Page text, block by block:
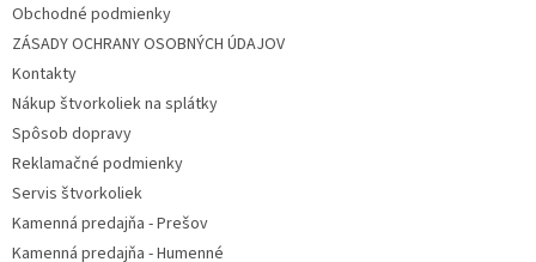
Obchodné podmienky
ZÁSADY OCHRANY OSOBNÝCH ÚDAJOV
Kontakty
Nákup štvorkoliek na splátky
Spôsob dopravy
Reklamačné podmienky
Servis štvorkoliek
Kamenná predajňa - Prešov
Kamenná predajňa - Humenné